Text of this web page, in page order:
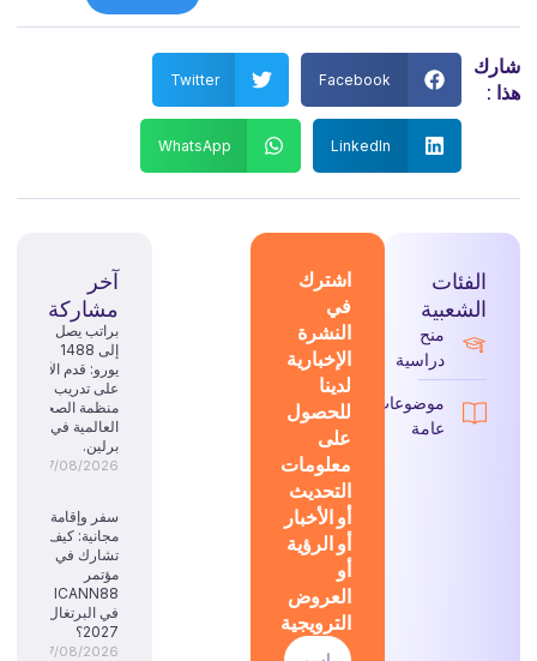
شارك
هذا :
Facebook
Twitter
LinkedIn
WhatsApp
الفئات
الشعبية
منح
دراسية
موضوعات
عامة
اشترك
في
النشرة
الإخبارية
لدينا
للحصول
على
معلومات
التحديث
أو الأخبار
أو الرؤية
أو
العروض
الترويجية
آخر
مشاركة
براتب يصل
إلى 1488
يورو: قدم الآن
على تدريب
منظمة الصحة
العالمية في
برلين.
07/08/2026
سفر وإقامة
مجانية: كيف
تشارك في
مؤتمر
ICANN88
في البرتغال
2027؟
07/08/2026